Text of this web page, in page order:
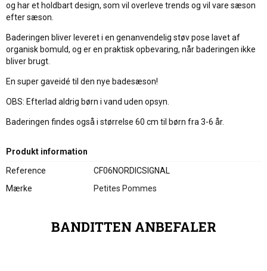
og har et holdbart design, som vil overleve trends og vil vare sæson
efter sæson.
Baderingen bliver leveret i en genanvendelig støv pose lavet af
organisk bomuld, og er en praktisk opbevaring, når baderingen ikke
bliver brugt.
En super gaveidé til den nye badesæson!
OBS: Efterlad aldrig børn i vand uden opsyn.
Baderingen findes også i størrelse 60 cm til børn fra 3-6 år.
Produkt information
Reference
CF06NORDICSIGNAL
Mærke
Petites Pommes
BANDITTEN ANBEFALER